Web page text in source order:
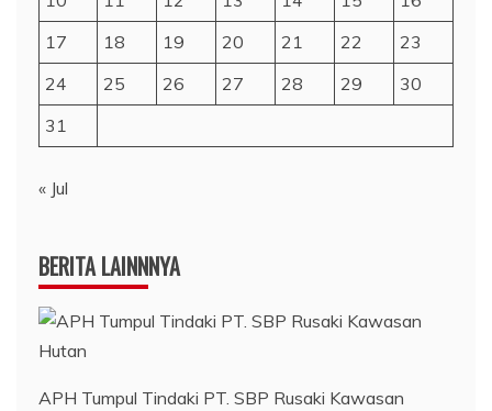
17
18 19 20 21 22
23
24
25 26 27 28 29
30
31
« Jul
BERITA LAINNNYA
APH Tumpul Tindaki PT. SBP Rusaki Kawasan